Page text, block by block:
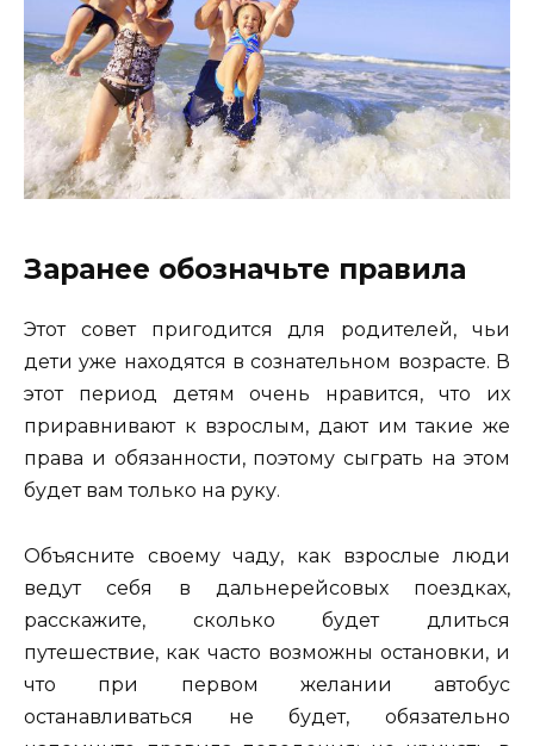
Заранее обозначьте правила
Этот совет пригодится для родителей, чьи
дети уже находятся в сознательном возрасте. В
этот период детям очень нравится, что их
приравнивают к взрослым, дают им такие же
права и обязанности, поэтому сыграть на этом
будет вам только на руку.
Объясните своему чаду, как взрослые люди
ведут себя в дальнерейсовых поездках,
расскажите, сколько будет длиться
путешествие, как часто возможны остановки, и
что при первом желании автобус
останавливаться не будет, обязательно